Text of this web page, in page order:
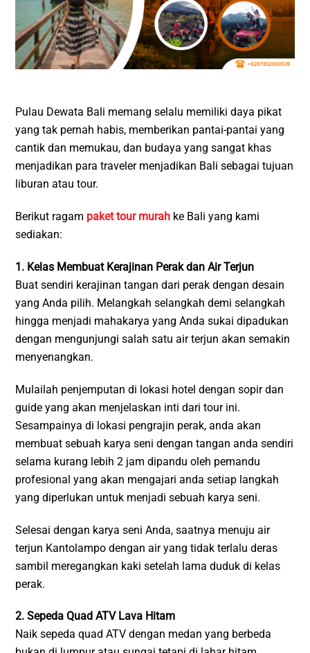
Pulau Dewata Bali memang selalu memiliki daya pikat
yang tak pernah habis, memberikan pantai-pantai yang
cantik dan memukau, dan budaya yang sangat khas
menjadikan para traveler menjadikan Bali sebagai tujuan
liburan atau tour.
Berikut ragam paket tour murah ke Bali yang kami
sediakan:
1. Kelas Membuat Kerajinan Perak dan Air Terjun
Buat sendiri kerajinan tangan dari perak dengan desain
yang Anda pilih. Melangkah selangkah demi selangkah
hingga menjadi mahakarya yang Anda sukai dipadukan
dengan mengunjungi salah satu air terjun akan semakin
menyenangkan.
Mulailah penjemputan di lokasi hotel dengan sopir dan
guide yang akan menjelaskan inti dari tour ini.
Sesampainya di lokasi pengrajin perak, anda akan
membuat sebuah karya seni dengan tangan anda sendiri
selama kurang lebih 2 jam dipandu oleh pemandu
profesional yang akan mengajari anda setiap langkah
yang diperlukan untuk menjadi sebuah karya seni.
Selesai dengan karya seni Anda, saatnya menuju air
terjun Kantolampo dengan air yang tidak terlalu deras
sambil meregangkan kaki setelah lama duduk di kelas
perak.
2. Sepeda Quad ATV Lava Hitam
Naik sepeda quad ATV dengan medan yang berbeda